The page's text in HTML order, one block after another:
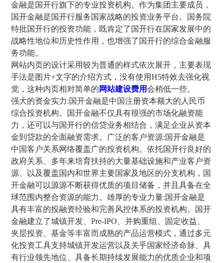
金融是国开行旗下的专业投资机构。作为集团主要成员，
国开金融是国开行服务国家战略的投资业务平台。国务院
特批国开行的投资功能，既肯定了国开行在国家发展中的
战略性地位和历史性作用，也增强了国开行的综合金融服
务功能。
网站内页的设计采用较为普通的样式依次展开，主要表现
手法是图片+文字的介绍方式，没有使用H5特效去强化视
觉，这种内页相对简单的 网站建设费用会稍低一些。
强大的资金实力:国开金融是中国注册资本额大的人民币
综合投资机构。国开金融不仅具有很强的市场化融资能
力，还可以与国开行的信贷业务相结合，满足企业从资本
金到贷款的全面融资需求。广泛的客户资源:国开金融是
中国客户关系网络覆盖广的投资机构。依托国开行良好的
政府关系、多年来培育扶持的大量基础设施和产业客户资
源、以及覆盖国内和世界主要国家及地区的分支机构，国
开金融可以源源不断获得优质的项目储备，并且具备在全
球范围内整合资源的能力。雄厚的专业力量:国开金融是
具有丰富的投融资经验和完善风控体系的投资机构。国开
金融建立了城镇开发、Pre-IPO、并购重组、固定收益、
夹层投资、基金等丰富而成熟的产品运营模式，通过多元
化投资工具支持城镇开发运营以及关乎国家经济命脉、具
有行业领先地位、具备长期持续发展能力的优质企业和项